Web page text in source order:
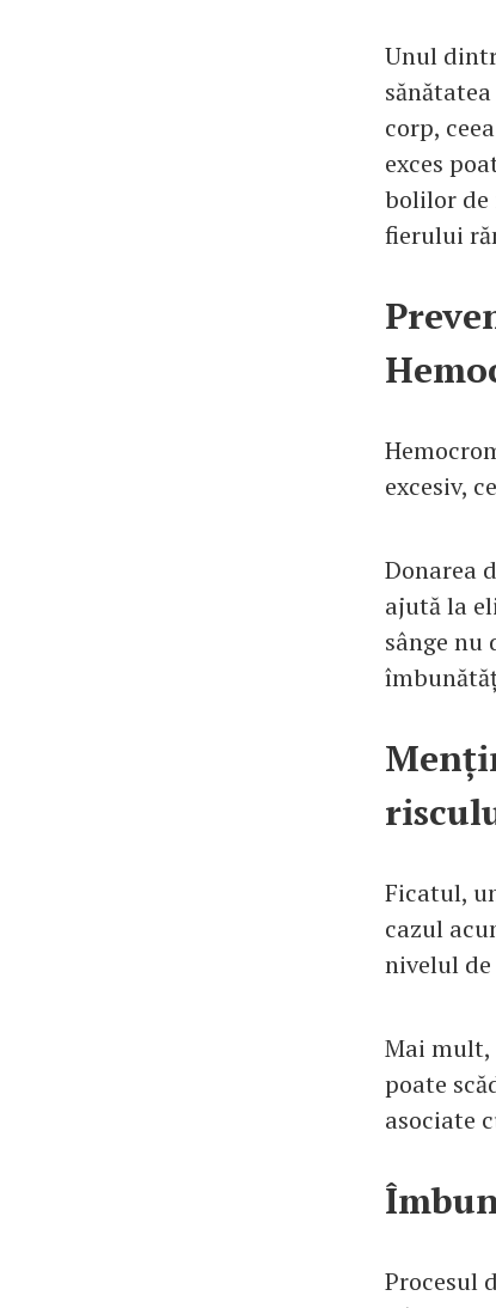
Unul
corp,
exces
bolilor de
fierului
excesiv,
Donarea
ajută la
sânge nu
Ficatul,
cazul
nivelul
Mai mult,
poate
asociate
Procesul